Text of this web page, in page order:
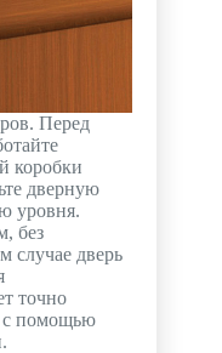
Перед
коробки
дверную
уровня.
без
случае дверь
точно
с помощью